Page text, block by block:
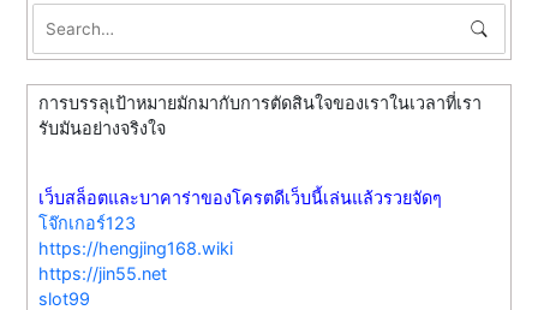
การบรรลุเป้าหมายมักมากับการตัดสินใจของเราในเวลาที่เรา
รับมันอย่างจริงใจ
เว็บสล็อตและบาคาร่าของโครตดีเว็บนี้เล่นแล้วรวยจัดๆ
โจ๊กเกอร์123
https://hengjing168.wiki
https://jin55.net
slot99